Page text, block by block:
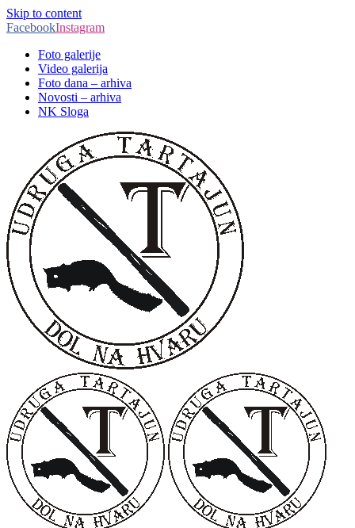
Skip to content
FacebookInstagram
Foto galerije
Video galerija
Foto dana – arhiva
Novosti – arhiva
NK Sloga